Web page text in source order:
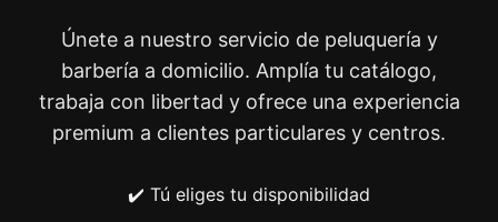
Únete a nuestro servicio de peluquería y
barbería a domicilio. Amplía tu catálogo,
trabaja con libertad y ofrece una experiencia
premium a clientes particulares y centros.
✔️ Tú eliges tu disponibilidad